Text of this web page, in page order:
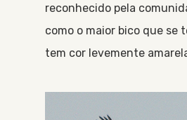
reconhecido pela
como o maior bico que se
tem cor levemente